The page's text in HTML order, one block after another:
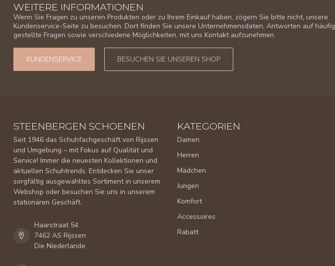
WEITERE INFORMATIONEN
Wenn Sie Fragen zu unseren Produkten oder zu Ihrem Einkauf haben, zögern Sie bitte nicht, unsere
Kundenservice-Seite zu besuchen. Dort finden Sie unsere Unternehmensdaten, Antworten auf häufig
gestellte Fragen sowie verschiedene Möglichkeiten, mit uns Kontakt aufzunehmen.
KUNDENSERVICE BESUCHEN SIE UNSEREN SHOP
STEENBERGEN SCHOENEN
Seit 1946 das Schuhfachgeschäft von Rijssen
und Umgebung – mit Fokus auf Qualität und
Service! Immer die neuesten Kollektionen und
aktuellen Schuhtrends. Entdecken Sie unser
sorgfältig ausgewähltes Sortiment in unserem
Webshop oder besuchen Sie uns in unserem
stationären Geschäft.
Haarstraat 54
7462 AS Rijssen
Die Niederlande
KATEGORIEN
Damen
Herren
Mädchen
Jungen
Komfort
Accessoires
Rabatt